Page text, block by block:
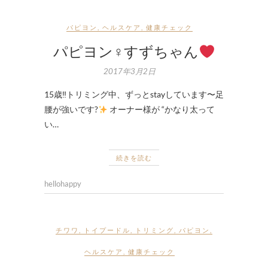
パピヨン ヘルスケア 健康チェック
パピヨン♀すずちゃん
2017年3月2日
15歳‼トリミング中、ずっとstayしています〜足
腰が強いです?
オーナー様が “かなり太って
い…
続きを読む
hellohappy
チワワ トイプードル トリミング パピヨン
ヘルスケア 健康チェック